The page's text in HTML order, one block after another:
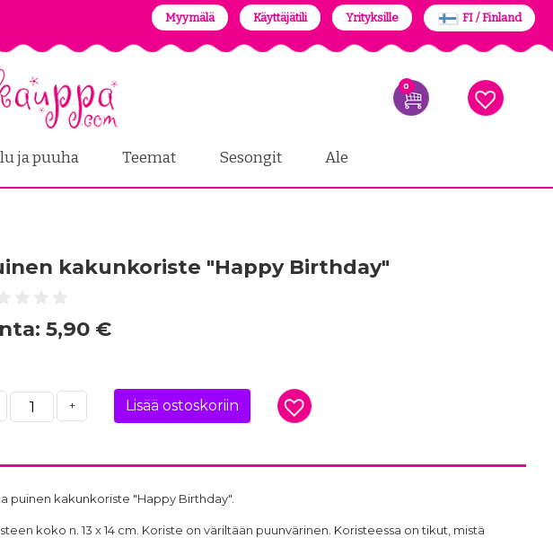
Myymälä Käyttäjätili Yrityksille FI / Finland
0
ja puuha Teemat Sesongit Ale
kakunkoriste "Happy Birthday"
5,90 €
+ Lisää ostoskoriin
puinen kakunkoriste "Happy Birthday".
koko n. 13 x 14 cm. Koriste on väriltään puunvärinen. Koristeessa on tikut, mistä